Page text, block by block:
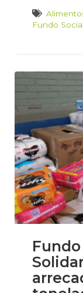
Fundo Social